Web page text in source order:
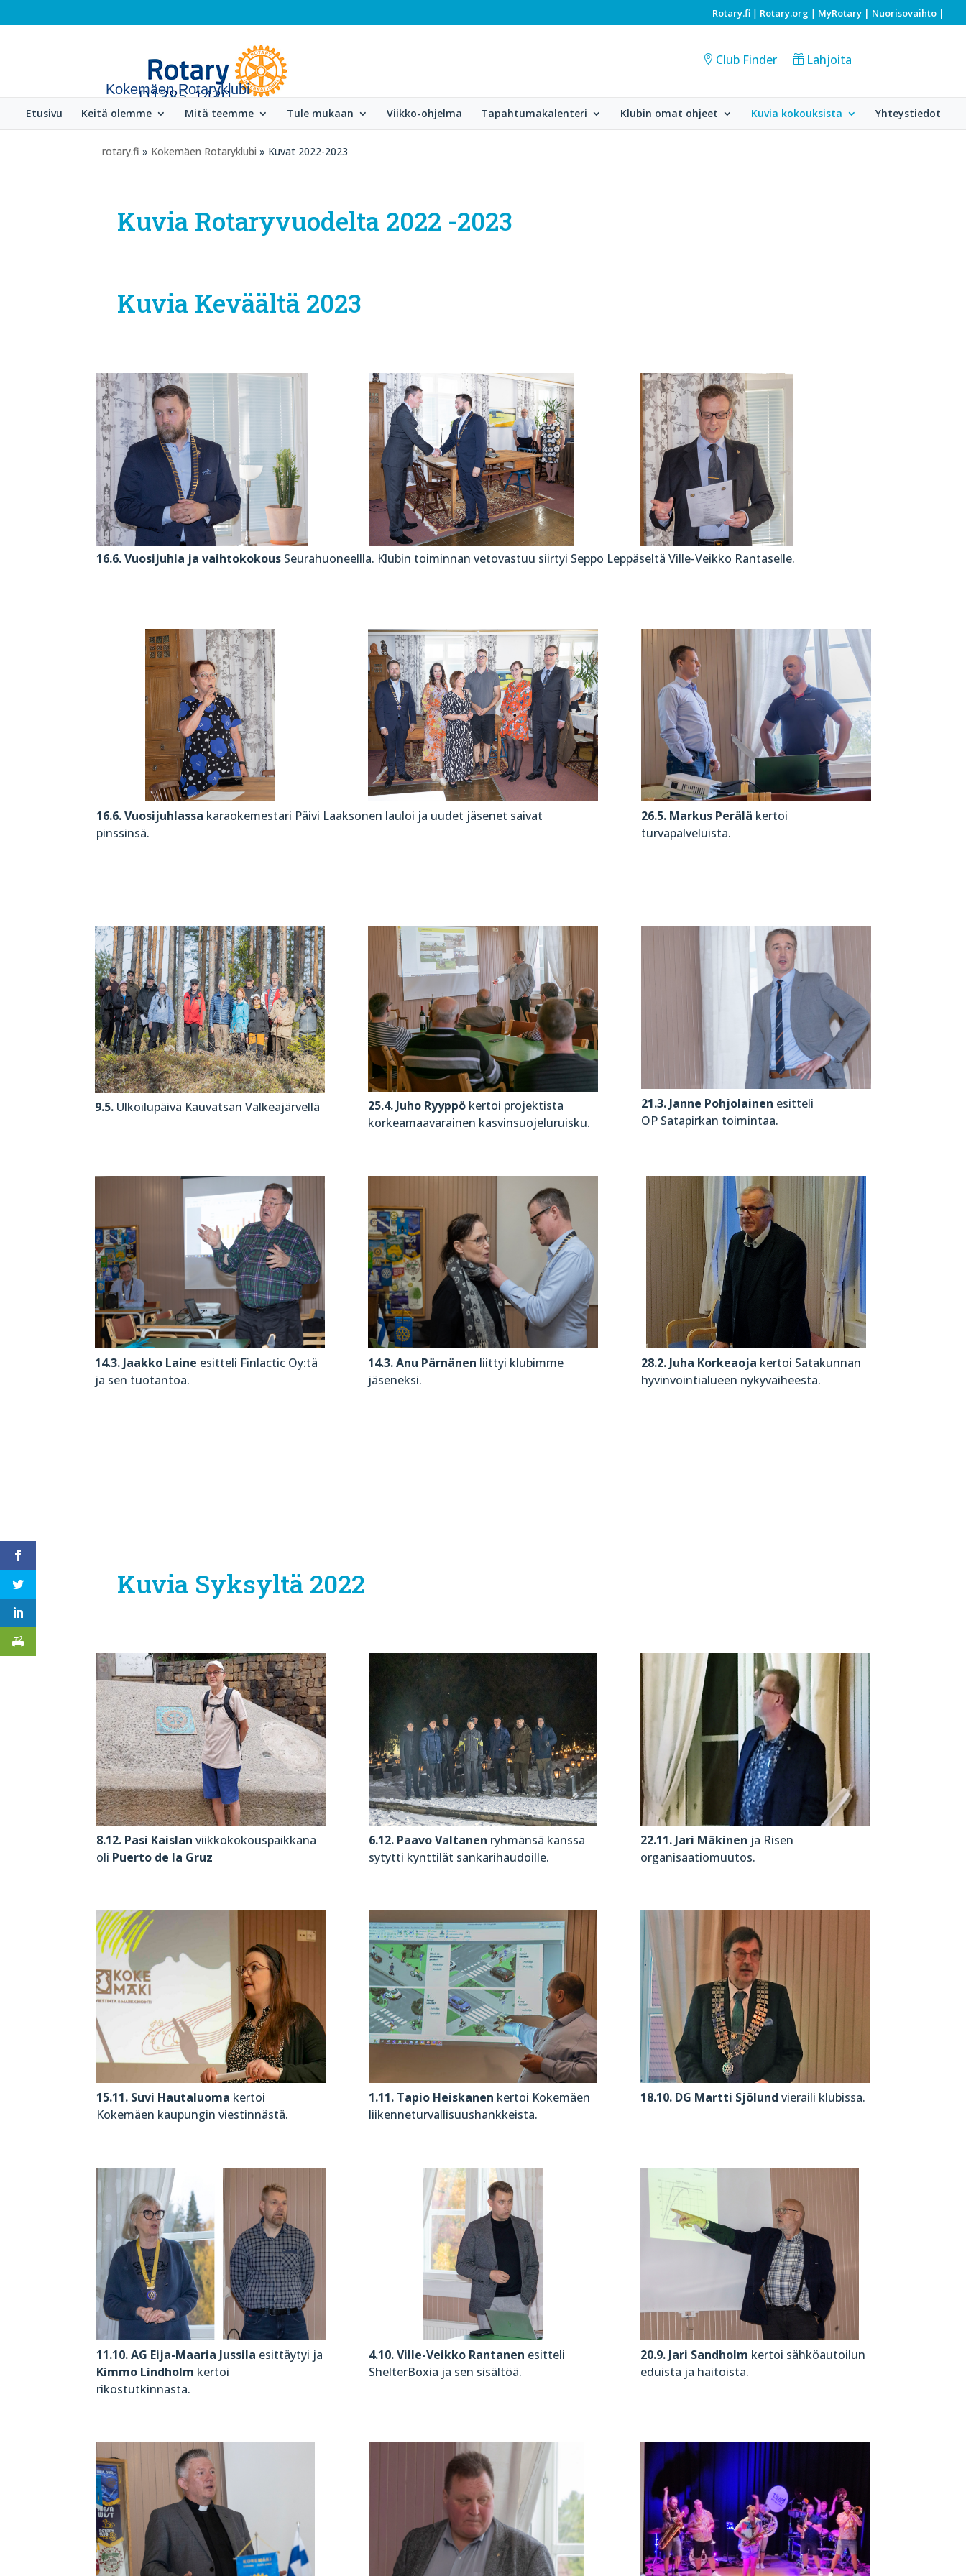
Rotary.fi | Rotary.org | MyRotary | Nuorisovaihto |
Kokemäen Rotaryklubi
Club Finder Lahjoita
Etusivu Keitä olemme Mitä teemme Tule mukaan Viikko-ohjelma Tapahtumakalenteri Klubin omat ohjeet Kuvia kokouksista Yhteystiedot
rotary.fi » Kokemäen Rotaryklubi » Kuvat 2022-2023
Kuvia Rotaryvuodelta 2022 -2023
Kuvia Keväältä 2023
16.6. Vuosijuhla ja vaihtokokous Seurahuoneellla. Klubin toiminnan vetovastuu siirtyi Seppo Leppäseltä Ville-Veikko Rantaselle.
26.5. Markus Perälä kertoi
turvapalveluista.
16.6. Vuosijuhlassa karaokemestari Päivi Laaksonen lauloi ja uudet jäsenet saivat
pinssinsä.
9.5. Ulkoilupäivä Kauvatsan Valkeajärvellä 25.4. Juho Ryyppökertoi projektista
korkeamaavarainen kasvinsuojeluruisku.
21.3. Janne Pohjolainen esitteli
OP Satapirkan toimintaa.
14.3. Jaakko Laine esitteli Finlactic Oy:tä
ja sen tuotantoa.
14.3. Anu Pärnänen liittyi klubimme
jäseneksi.
28.2. Juha Korkeaoja kertoi Satakunnan
hyvinvointialueen nykyvaiheesta.
Kuvia Syksyltä 2022
8.12. Pasi Kaislanviikkokokouspaikkana
oli Puerto de la Gruz
6.12. Paavo Valtanen ryhmänsä kanssa
sytytti kynttilät sankarihaudoille.
22.11. Jari Mäkinen ja Risen
organisaatiomuutos.
15.11. Suvi Hautaluoma kertoi
Kokemäen kaupungin viestinnästä.
1.11. Tapio Heiskanen kertoi Kokemäen
liikenneturvallisuushankkeista.
18.10. DG Martti Sjölund vieraili klubissa.
11.10. AG Eija-Maaria Jussila esittäytyi ja
Kimmo Lindholm kertoi
rikostutkinnasta.
4.10. Ville-Veikko Rantanen esitteli
ShelterBoxia ja sen sisältöä.
20.9. Jari Sandholm kertoi sähköautoilun
eduista ja haitoista.